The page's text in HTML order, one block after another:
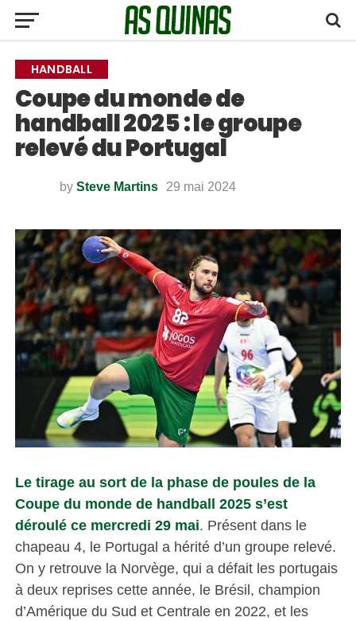
HANDBALL
Coupe du monde de
handball 2025 : le groupe
relevé du Portugal
by Steve Martins 29 mai 2024
Le tirage au sort de la phase de poules de la
Coupe du monde de handball 2025 s’est
déroulé ce mercredi 29 mai. Présent dans le
chapeau 4, le Portugal a hérité d’un groupe relevé.
On y retrouve la Norvège, qui a défait les portugais
à deux reprises cette année, le Brésil, champion
d’Amérique du Sud et Centrale en 2022, et les